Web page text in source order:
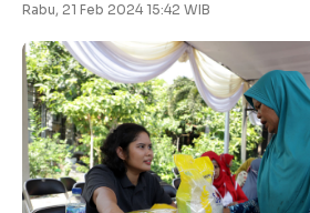
Rabu, 21 Feb 2024 15:42 WIB